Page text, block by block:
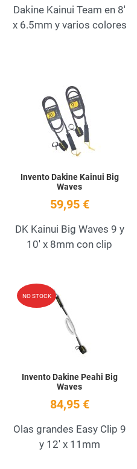
Dakine Kainui Team en 8'
x 6.5mm y varios colores
Quick View
Invento Dakine Kainui Big
Waves
59,95 €
DK Kainui Big Waves 9 y
10' x 8mm con clip
Add to Wishlist
NO STOCK
Invento Dakine Peahi Big
Waves
84,95 €
Olas grandes Easy Clip 9
y 12' x 11mm